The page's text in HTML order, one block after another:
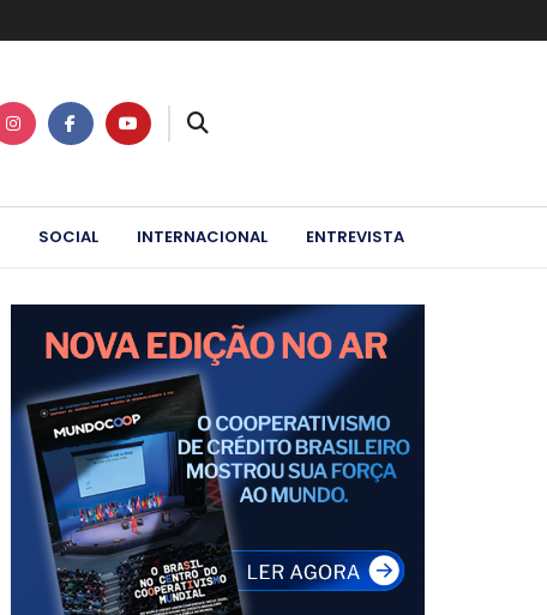
SOCIAL INTERNACIONAL ENTREVISTA